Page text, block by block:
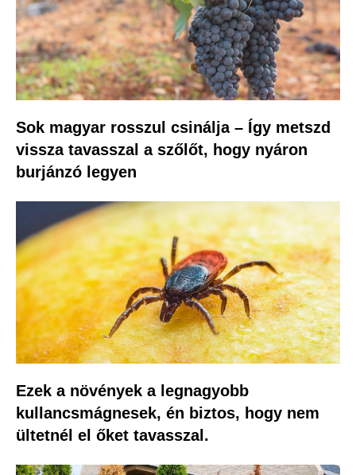
Sok magyar rosszul csinálja – Így metszd
vissza tavasszal a szőlőt, hogy nyáron
burjánzó legyen
Ezek a növények a legnagyobb
kullancsmágnesek, én biztos, hogy nem
ültetnél el őket tavasszal.